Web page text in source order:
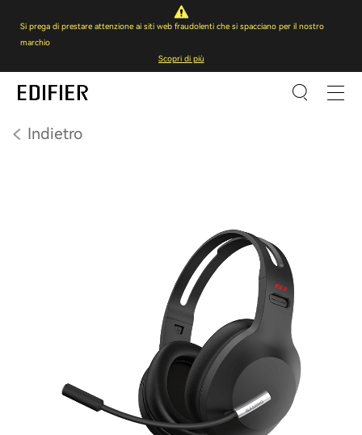
Si prega di prestare attenzione ai siti web fraudolenti che si spacciano per il nostro
marchio
Scopri di più
Indietro